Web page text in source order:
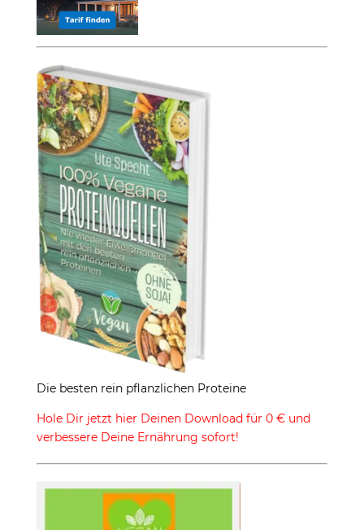
Die besten rein pflanzlichen Proteine
Hole Dir jetzt hier Deinen Download für 0 € und
verbessere Deine Ernährung sofort!